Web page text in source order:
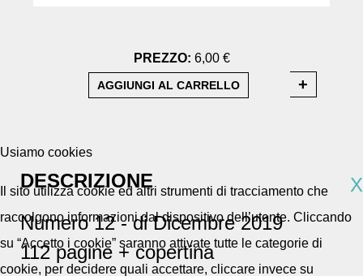
PREZZO: 6,00 €
DESCRIZIONE
Numero 12 - di Dicembre 2019
112 pagine + copertina
Usiamo cookies
X
Il sito utilizza cookie ed altri strumenti di tracciamento che
raccolgono informazioni dal dispositivo dell’utente. Cliccando
su “Accetto i cookie” saranno attivate tutte le categorie di
cookie, per decidere quali accettare, cliccare invece su